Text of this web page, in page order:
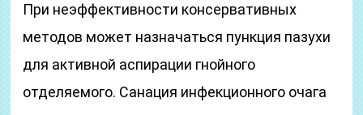
При неэффективности консервативных
методов может назначаться пункция пазухи
для активной аспирации гнойного
отделяемого. Санация инфекционного очага